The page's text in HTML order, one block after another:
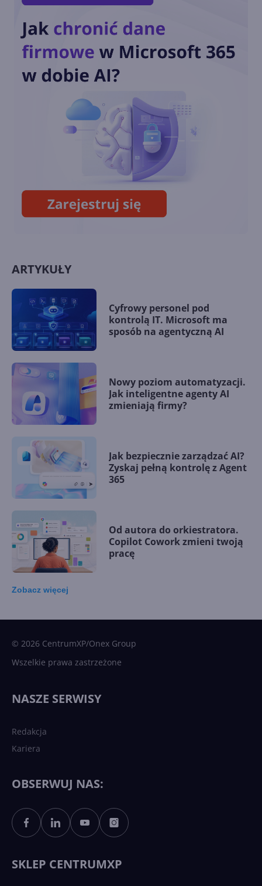
Microsoft potwierdził
zakończenie produkcji Xbox
One ponad rok temu
Streaming na Twitchu i granie
generacji na Xbox One
Next-genowa funkcjonalność
w aktualizacji firmware'u
kontrolerów Xbox One
ARTYKUŁY
Cyfrowy personel pod
kontrolą IT. Microsoft ma
sposób na agentyczną AI
Nowy poziom automatyzacji.
Jak inteligentne agenty AI
zmieniają firmy?
Jak bezpiecznie zarządzać AI?
Zyskaj pełną kontrolę z Agent
365
Od autora do orkiestratora.
Copilot Cowork zmieni twoją
pracę
Sztuczna inteligencja po
polsku. Dość barier
Zobacz więcej
© 2026 CentrumXP/Onex Group
Wszelkie prawa zastrzeżone
NASZE SERWISY
Redakcja
Kariera
OBSERWUJ NAS:
SKLEP CENTRUMXP